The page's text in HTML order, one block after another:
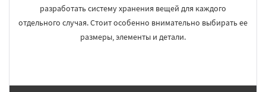
разработать систему хранения вещей для каждого
отдельного случая. Стоит особенно внимательно выбирать ее
размеры, элементы и детали.